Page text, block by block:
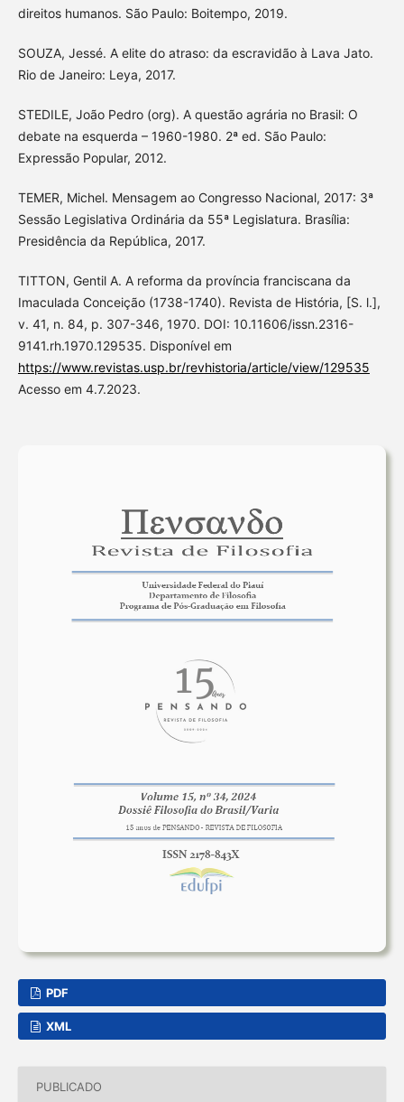
direitos humanos. São Paulo: Boitempo, 2019.
SOUZA, Jessé. A elite do atraso: da escravidão à Lava Jato.
Rio de Janeiro: Leya, 2017.
STEDILE, João Pedro (org). A questão agrária no Brasil: O
debate na esquerda – 1960-1980. 2ª ed. São Paulo:
Expressão Popular, 2012.
TEMER, Michel. Mensagem ao Congresso Nacional, 2017: 3ª
Sessão Legislativa Ordinária da 55ª Legislatura. Brasília:
Presidência da República, 2017.
TITTON, Gentil A. A reforma da província franciscana da
Imaculada Conceição (1738-1740). Revista de História, [S. l.],
v. 41, n. 84, p. 307-346, 1970. DOI: 10.11606/issn.2316-
9141.rh.1970.129535. Disponível em
https://www.revistas.usp.br/revhistoria/article/view/129535
Acesso em 4.7.2023.
PDF
XML
PUBLICADO